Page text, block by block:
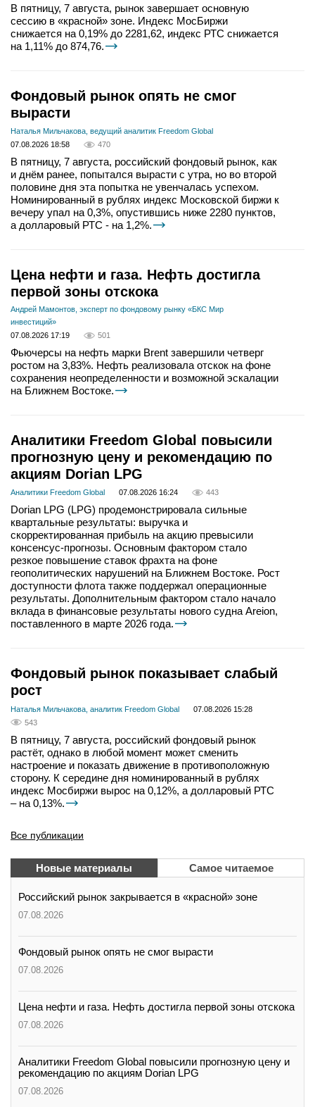
В пятницу, 7 августа, рынок завершает основную
сессию в «красной» зоне. Индекс МосБиржи
снижается на 0,19% до 2281,62, индекс РТС снижается
на 1,11% до 874,76.
Фондовый рынок опять не смог
вырасти
Наталья Мильчакова, ведущий аналитик Freedom Global
07.08.2026 18:58
470
В пятницу, 7 августа, российский фондовый рынок, как
и днём ранее, попытался вырасти с утра, но во второй
половине дня эта попытка не увенчалась успехом.
Номинированный в рублях индекс Московской биржи к
вечеру упал на 0,3%, опустившись ниже 2280 пунктов,
а долларовый РТС - на 1,2%.
Цена нефти и газа. Нефть достигла
первой зоны отскока
Андрей Мамонтов, эксперт по фондовому рынку «БКС Мир
инвестиций»
07.08.2026 17:19
501
Фьючерсы на нефть марки Brent завершили четверг
ростом на 3,83%. Нефть реализовала отскок на фоне
сохранения неопределенности и возможной эскалации
на Ближнем Востоке.
Аналитики Freedom Global повысили
прогнозную цену и рекомендацию по
акциям Dorian LPG
Аналитики Freedom Global 07.08.2026 16:24 443
Dorian LPG (LPG) продемонстрировала сильные
квартальные результаты: выручка и
скорректированная прибыль на акцию превысили
консенсус-прогнозы. Основным фактором стало
резкое повышение ставок фрахта на фоне
геополитических нарушений на Ближнем Востоке. Рост
доступности флота также поддержал операционные
результаты. Дополнительным фактором стало начало
вклада в финансовые результаты нового судна Areion,
поставленного в марте 2026 года.
Фондовый рынок показывает слабый
рост
Наталья Мильчакова, аналитик Freedom Global
07.08.2026 15:28
543
В пятницу, 7 августа, российский фондовый рынок
растёт, однако в любой момент может сменить
настроение и показать движение в противоположную
сторону. К середине дня номинированный в рублях
индекс Мосбиржи вырос на 0,12%, а долларовый РТС
– на 0,13%.
Все публикации
Новые материалы Самое читаемое
Российский рынок закрывается в «красной» зоне
07.08.2026
Фондовый рынок опять не смог вырасти
07.08.2026
Цена нефти и газа. Нефть достигла первой зоны отскока
07.08.2026
Аналитики Freedom Global повысили прогнозную цену и
рекомендацию по акциям Dorian LPG
07.08.2026